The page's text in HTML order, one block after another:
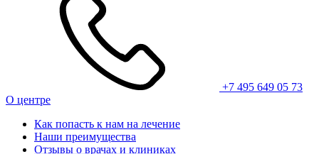
+7 495 649 05 73
О центре
Как попасть к нам на лечение
Наши преимущества
Отзывы о врачах и клиниках